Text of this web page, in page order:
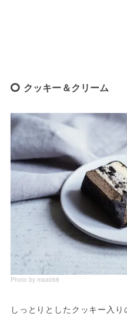
クッキー＆クリーム
Photo by maa068
しっとりとしたクッキー入